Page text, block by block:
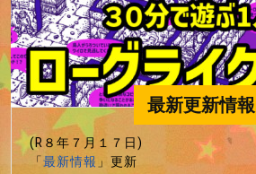
最新更新情報
(R８年７月１７日)
「最新情報」更新